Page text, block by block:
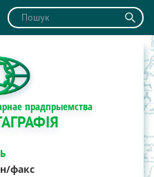
прадпрыемства
факс